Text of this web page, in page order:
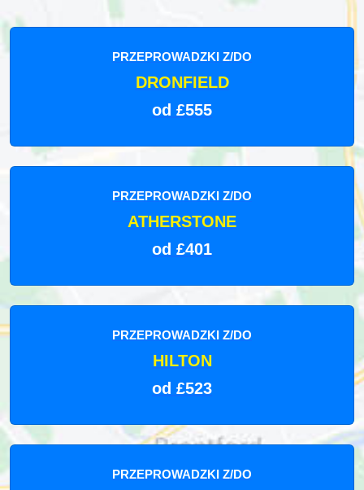
PRZEPROWADZKI Z/DO
DRONFIELD
od £555
PRZEPROWADZKI Z/DO
ATHERSTONE
od £401
PRZEPROWADZKI Z/DO
HILTON
od £523
PRZEPROWADZKI Z/DO